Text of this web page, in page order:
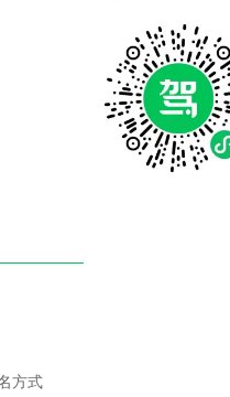
方式